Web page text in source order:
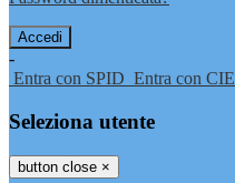
-
Entra con SPID Entra con CIE
Seleziona utente
button close ×